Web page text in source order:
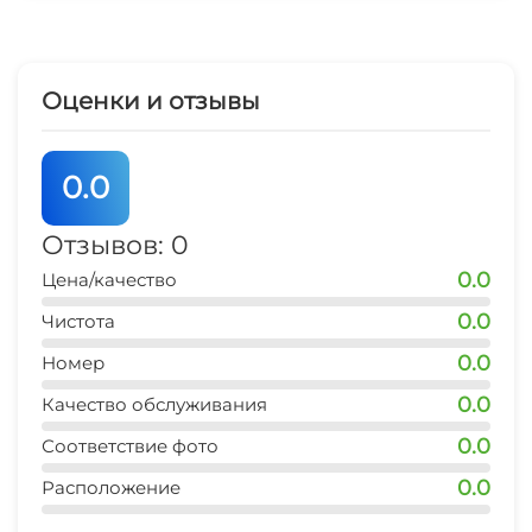
Аптека
Спутниковое ТВ
Оценки и отзывы
0.0
Отзывов: 0
Цена/качество 0.0
Чистота 0.0
Номер 0.0
Качество обслуживания 0.0
Соответствие фото 0.0
Расположение 0.0